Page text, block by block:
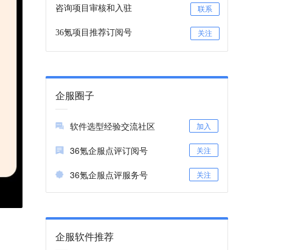
咨询项目审核和入驻 联系
36氪项目推荐订阅号 关注
企服圈子
软件选型经验交流社区 加入
36氪企服点评订阅号 关注
36氪企服点评服务号 关注
企服软件推荐